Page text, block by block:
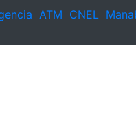
ATM CNEL